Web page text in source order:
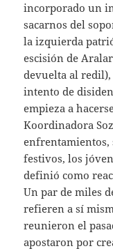
incorporado un
sacarnos del
la izquierda
escisión de
devuelta al
intento de
empieza a
Koordinadora
enfrentamientos,
festivos, los
definió como
Un par de miles
refieren a sí
reunieron el
apostaron por